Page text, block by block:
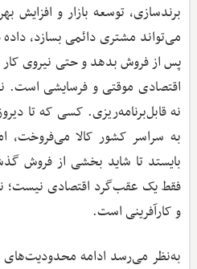
برندسازی، توسعه بازار و افزایش
می‌تواند مشتری دائمی بسازد،
پس از فروش بدهد و حتی نیروی
اقتصادی موقتی و فرسایشی است.
نه قابل‌برنامه‌ریزی. کسی که تا
به سراسر کشور کالا می‌فروخت،
بایستد تا شاید بخشی از فروش
فقط یک عقب‌گرد اقتصادی نیست؛
و کارآفرینی است.
به‌نظر می‌رسد ادامه محدودیت‌های